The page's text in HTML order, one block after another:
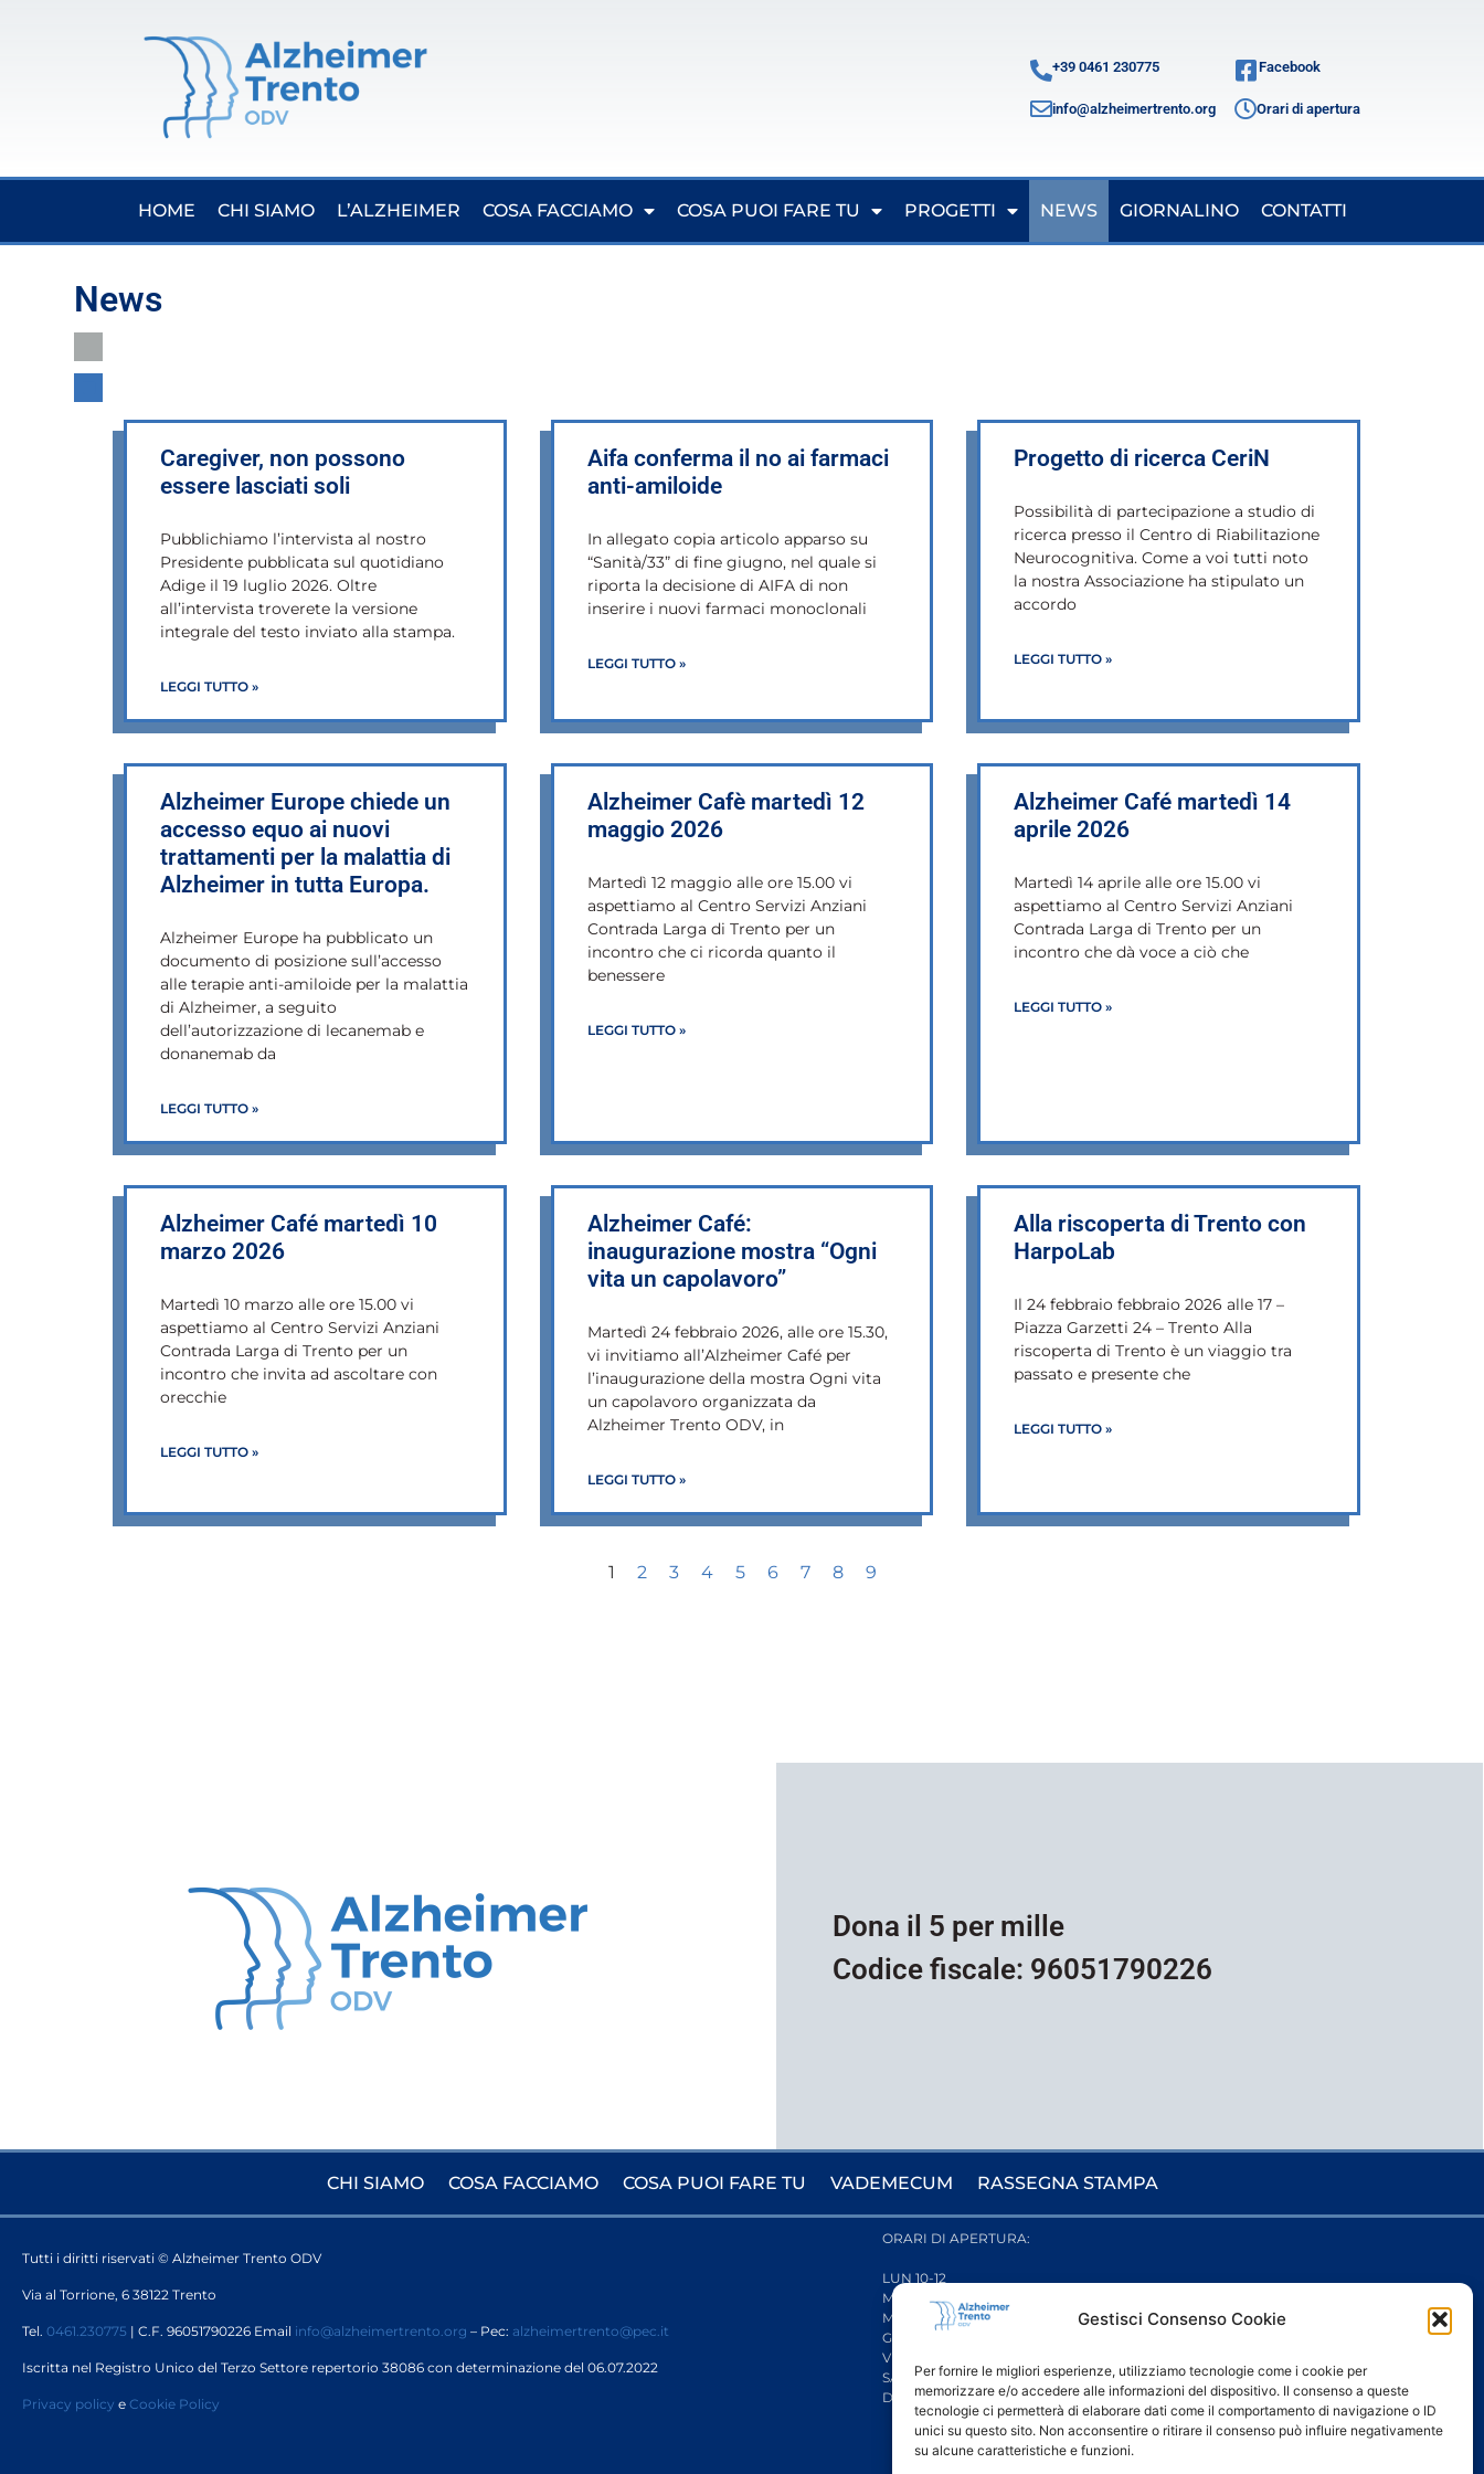
Gestisci Consenso Cookie
Per fornire le migliori esperienze, utilizziamo tecnologie come i cookie per
memorizzare e/o accedere alle informazioni del dispositivo. Il consenso a queste
tecnologie ci permetterà di elaborare dati come il comportamento di navigazione o ID
unici su questo sito. Non acconsentire o ritirare il consenso può influire negativamente
su alcune caratteristiche e funzioni.
+39 0461 230775
info@alzheimertrento.org
Facebook
Orari di apertura
HOME CHI SIAMO L’ALZHEIMER COSA FACCIAMO COSA PUOI FARE TU PROGETTI NEWS GIORNALINO CONTATTI
News
Caregiver, non possono
essere lasciati soli
Pubblichiamo l’intervista al nostro
Presidente pubblicata sul quotidiano
Adige il 19 luglio 2026. Oltre
all’intervista troverete la versione
integrale del testo inviato alla stampa.
LEGGI TUTTO »
Aifa conferma il no ai farmaci
anti-amiloide
In allegato copia articolo apparso su
“Sanità/33” di fine giugno, nel quale si
riporta la decisione di AIFA di non
inserire i nuovi farmaci monoclonali
LEGGI TUTTO »
Progetto di ricerca CeriN
Possibilità di partecipazione a studio di
ricerca presso il Centro di Riabilitazione
Neurocognitiva. Come a voi tutti noto
la nostra Associazione ha stipulato un
accordo
LEGGI TUTTO »
Alzheimer Europe chiede un
accesso equo ai nuovi
trattamenti per la malattia di
Alzheimer in tutta Europa.
Alzheimer Europe ha pubblicato un
documento di posizione sull’accesso
alle terapie anti-amiloide per la malattia
di Alzheimer, a seguito
dell’autorizzazione di lecanemab e
donanemab da
LEGGI TUTTO »
Alzheimer Cafè martedì 12
maggio 2026
Martedì 12 maggio alle ore 15.00 vi
aspettiamo al Centro Servizi Anziani
Contrada Larga di Trento per un
incontro che ci ricorda quanto il
benessere
LEGGI TUTTO »
Alzheimer Café martedì 14
aprile 2026
Martedì 14 aprile alle ore 15.00 vi
aspettiamo al Centro Servizi Anziani
Contrada Larga di Trento per un
incontro che dà voce a ciò che
LEGGI TUTTO »
Alzheimer Café martedì 10
marzo 2026
Martedì 10 marzo alle ore 15.00 vi
aspettiamo al Centro Servizi Anziani
Contrada Larga di Trento per un
incontro che invita ad ascoltare con
orecchie
LEGGI TUTTO »
Alzheimer Café:
inaugurazione mostra “Ogni
vita un capolavoro”
Martedì 24 febbraio 2026, alle ore 15.30,
vi invitiamo all’Alzheimer Café per
l’inaugurazione della mostra Ogni vita
un capolavoro organizzata da
Alzheimer Trento ODV, in
LEGGI TUTTO »
Alla riscoperta di Trento con
HarpoLab
Il 24 febbraio febbraio 2026 alle 17 –
Piazza Garzetti 24 – Trento Alla
riscoperta di Trento è un viaggio tra
passato e presente che
LEGGI TUTTO »
1 2 3 4 5 6 7 8 9
Dona il 5 per mille
Codice fiscale: 96051790226
CHI SIAMO COSA FACCIAMO COSA PUOI FARE TU VADEMECUM RASSEGNA STAMPA
Tutti i diritti riservati © Alzheimer Trento ODV
Via al Torrione, 6 38122 Trento
Tel. 0461.230775 | C.F. 96051790226 Email info@alzheimertrento.org – Pec: alzheimertrento@pec.it
Iscritta nel Registro Unico del Terzo Settore repertorio 38086 con determinazione del 06.07.2022
Privacy policy e Cookie Policy
ORARI DI APERTURA:
LUN 10-12
MAR 16-18
MER CHIUSO
GIO 10-12
VEN 10-12
SAB CHIUSO
DOM CHIUSO